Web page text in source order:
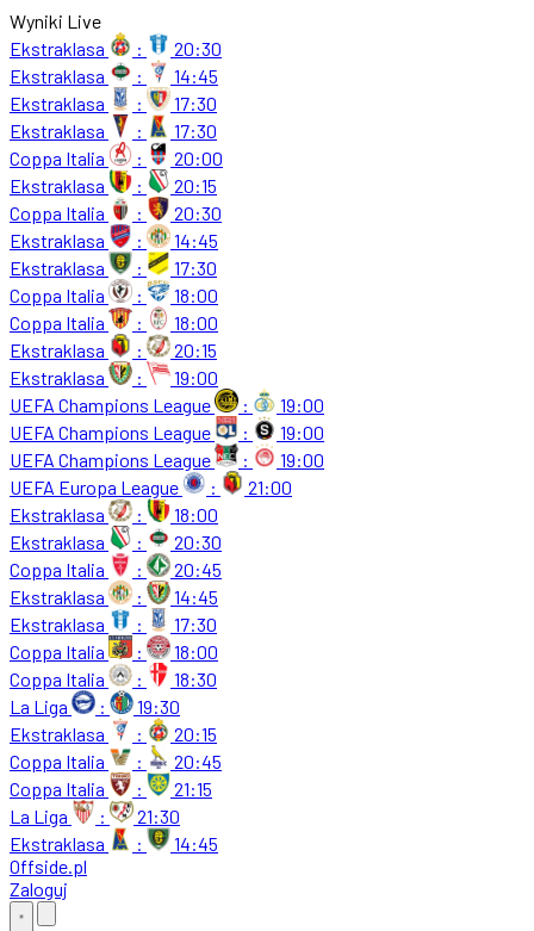
Wyniki Live
Ekstraklasa
:
20:30
Ekstraklasa
:
14:45
Ekstraklasa
:
17:30
Ekstraklasa
:
17:30
Coppa Italia
:
20:00
Ekstraklasa
:
20:15
Coppa Italia
:
20:30
Ekstraklasa
:
14:45
Ekstraklasa
:
17:30
Coppa Italia
:
18:00
Coppa Italia
:
18:00
Ekstraklasa
:
20:15
Ekstraklasa
:
19:00
UEFA Champions League
:
19:00
UEFA Champions League
:
19:00
UEFA Champions League
:
19:00
UEFA Europa League
:
21:00
Ekstraklasa
:
18:00
Ekstraklasa
:
20:30
Coppa Italia
:
20:45
Ekstraklasa
:
14:45
Ekstraklasa
:
17:30
Coppa Italia
:
18:00
Coppa Italia
:
18:30
La Liga
:
19:30
Ekstraklasa
:
20:15
Coppa Italia
:
20:45
Coppa Italia
:
21:15
La Liga
:
21:30
Ekstraklasa
:
14:45
Offside.pl
Zaloguj